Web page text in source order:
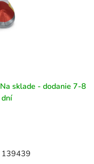
Na sklade - dodanie 7-8
dní
139439